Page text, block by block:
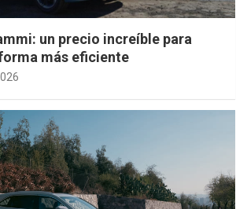
un precio increíble para
más eficiente